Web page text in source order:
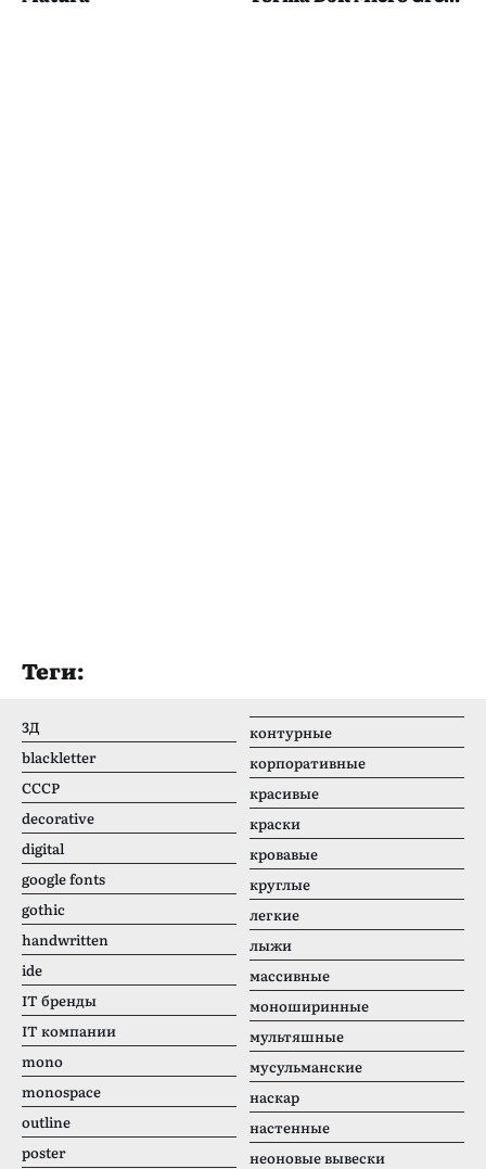
Теги:
3Д
blackletter
CCCР
decorative
digital
google fonts
gothic
handwritten
ide
IT бренды
IT компании
mono
monospace
outline
poster
контурные
корпоративные
красивые
краски
кровавые
круглые
легкие
лыжи
массивные
моноширинные
мультяшные
мусульманские
наскар
настенные
неоновые вывески